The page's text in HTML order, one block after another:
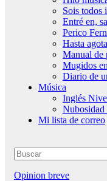
Sois todos
Entré en,
Perico
Hasta
Manual de
Mugidos
Diario de
Música
Inglés
Nubosidad
Mi lista de correo
Opinion breve